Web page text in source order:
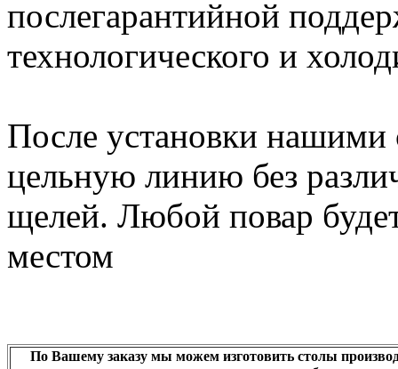
послегарантийной
технологического и
После установки нашими
цельную линию без
щелей. Любой повар
местом
По Вашему заказу мы можем изготовить столы